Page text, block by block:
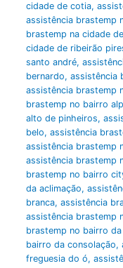
cidade de cotia,
assistência brastemp
brastemp na cidade
cidade de ribeirão
santo andré,
bernardo, assistência
assistência brastemp
brastemp no bairro
alto de pinheiros,
belo, assistência
assistência brastemp
assistência brastemp
brastemp no bairro
da aclimação,
branca, assistência
assistência brastemp
brastemp no bairro
bairro da consolação,
freguesia do ó,